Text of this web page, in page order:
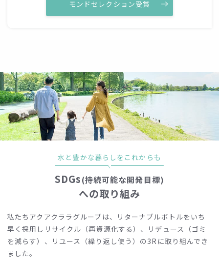
モンドセレクション受賞
水と豊かな暮らしをこれからも
SDGs(持続可能な開発目標)
への取り組み
私たちアクアクララグループは、リターナブルボトルをいち
早く採用しリサイクル（再資源化する）、リデュース（ゴミ
を減らす）、リユース（繰り返し使う）の3Rに取り組んでき
ました。